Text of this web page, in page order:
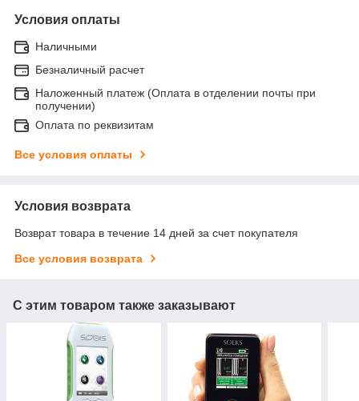
Условия оплаты
Наличными
Безналичный расчет
Наложенный платеж (Оплата в отделении почты при
получении)
Оплата по реквизитам
Все условия оплаты
Условия возврата
Возврат товара в течение 14 дней за счет покупателя
Все условия возврата
С этим товаром также заказывают